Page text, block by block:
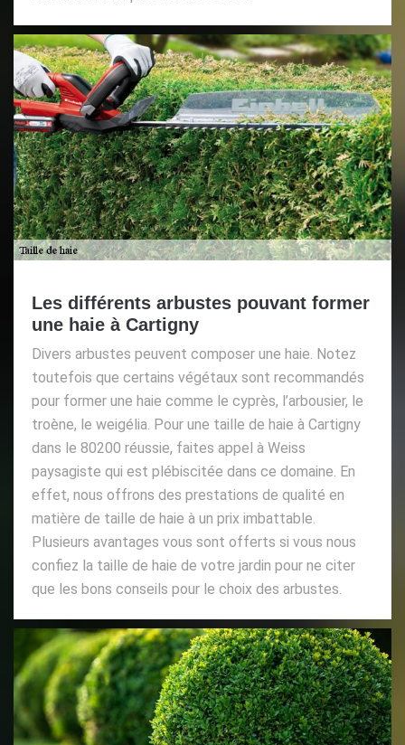
Les différents arbustes pouvant former
une haie à Cartigny
Divers arbustes peuvent composer une haie. Notez
toutefois que certains végétaux sont recommandés
pour former une haie comme le cyprès, l’arbousier, le
troène, le weigélia. Pour une taille de haie à Cartigny
dans le 80200 réussie, faites appel à Weiss
paysagiste qui est plébiscitée dans ce domaine. En
effet, nous offrons des prestations de qualité en
matière de taille de haie à un prix imbattable.
Plusieurs avantages vous sont offerts si vous nous
confiez la taille de haie de votre jardin pour ne citer
que les bons conseils pour le choix des arbustes.